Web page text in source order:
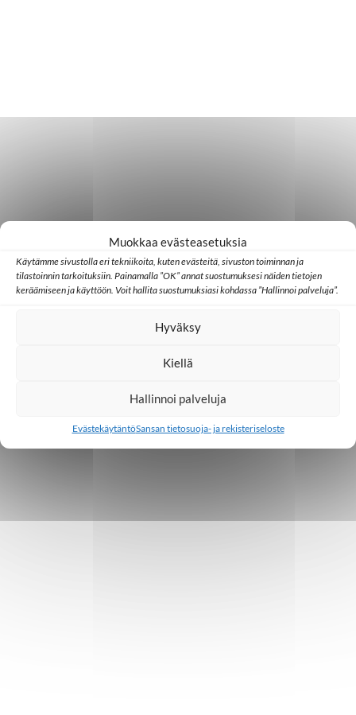
Muokkaa evästeasetuksia
Käytämme sivustolla eri tekniikoita, kuten evästeitä, sivuston toiminnan ja
tilastoinnin tarkoituksiin. Painamalla ”OK” annat suostumuksesi näiden tietojen
keräämiseen ja käyttöön. Voit hallita suostumuksiasi kohdassa ”Hallinnoi palveluja”.
Hyväksy
Kiellä
Hallinnoi palveluja
EvästekäytäntöSansan tietosuoja- ja rekisteriseloste